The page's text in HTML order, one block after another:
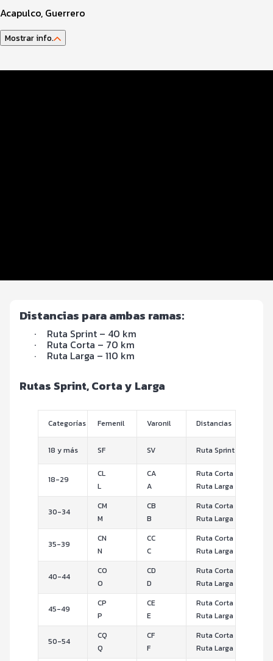
Acapulco, Guerrero
Mostrar info.
Distancias para ambas ramas:
· Ruta Sprint – 40 km
· Ruta Corta – 70 km
· Ruta Larga – 110 km
Rutas Sprint, Corta y Larga
Categorías Femenil Varonil Distancias
18 y más SF SV Ruta Sprint
18-29
CL
L
CA
A
Ruta Corta
Ruta Larga
30-34
CM
M
CB
B
Ruta Corta
Ruta Larga
35-39
CN
N
CC
C
Ruta Corta
Ruta Larga
40-44
CO
O
CD
D
Ruta Corta
Ruta Larga
45-49
CP
P
CE
E
Ruta Corta
Ruta Larga
50-54
CQ
Q
CF
F
Ruta Corta
Ruta Larga